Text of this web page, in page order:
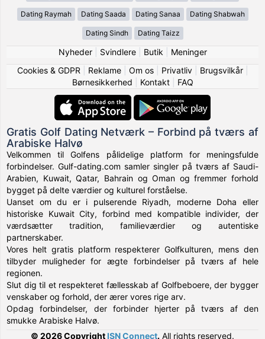
Dating Raymah Dating Saada Dating Sanaa Dating Shabwah
Dating Sindh Dating Taizz
Nyheder| Svindlere| Butik
Meninger
Cookies & GDPR
Reklame| Om os| Privatliv| Brugsvilkår|
Børnesikkerhed
Kontakt| FAQ
Gratis Golf Dating Netværk – Forbind på tværs af
Arabiske Halvø
Velkommen til Golfens pålidelige platform for meningsfulde
forbindelser. Gulf-dating.com samler singler på tværs af Saudi-
Arabien, Kuwait, Qatar, Bahrain og Oman og fremmer forhold
bygget på delte værdier og kulturel forståelse.
Uanset om du er i pulserende Riyadh, moderne Doha eller
historiske Kuwait City, forbind med kompatible individer, der
værdsætter tradition, familieværdier og autentiske
partnerskaber.
Vores helt gratis platform respekterer Golfkulturen, mens den
tilbyder muligheder for ægte forbindelser på tværs af hele
regionen.
Slut dig til et respekteret fællesskab af Golfbeboere, der bygger
venskaber og forhold, der ærer vores rige arv.
Opdag forbindelser, der forbinder hjerter på tværs af den
smukke Arabiske Halvø.
© 2026 Copyright ISN Connect. All rights reserved.